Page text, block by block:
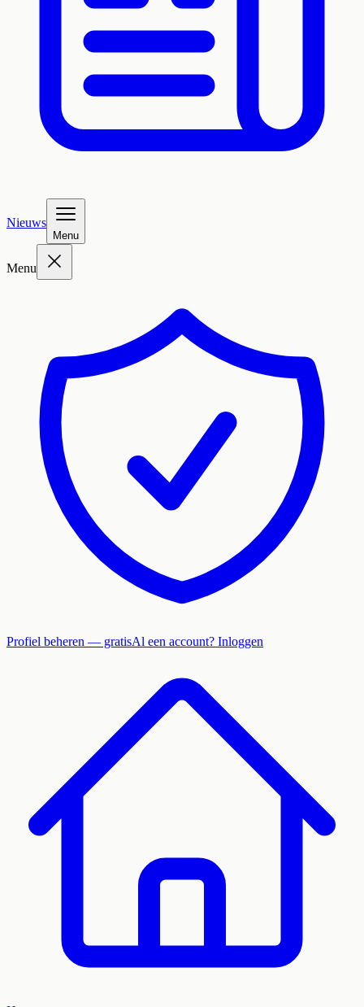
Nieuws
Menu
Menu
Profiel beheren — gratisAl een account? Inloggen